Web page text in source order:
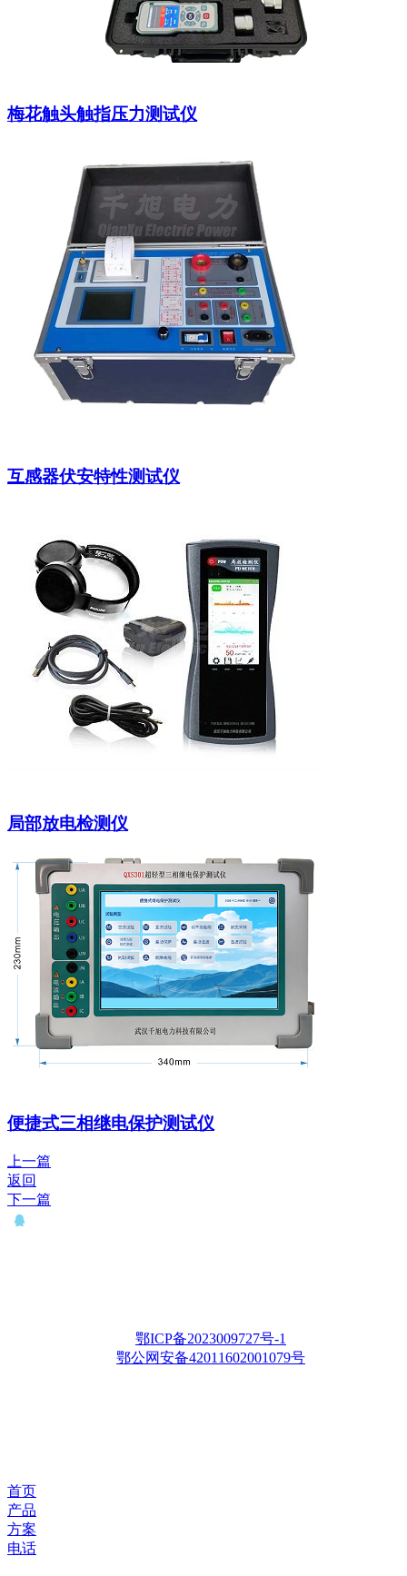
梅花触头触指压力测试仪
互感器伏安特性测试仪
局部放电检测仪
便捷式三相继电保护测试仪
上一篇
返回
下一篇
鄂ICP备2023009727号-1
鄂公网安备42011602001079号
首页
产品
方案
电话